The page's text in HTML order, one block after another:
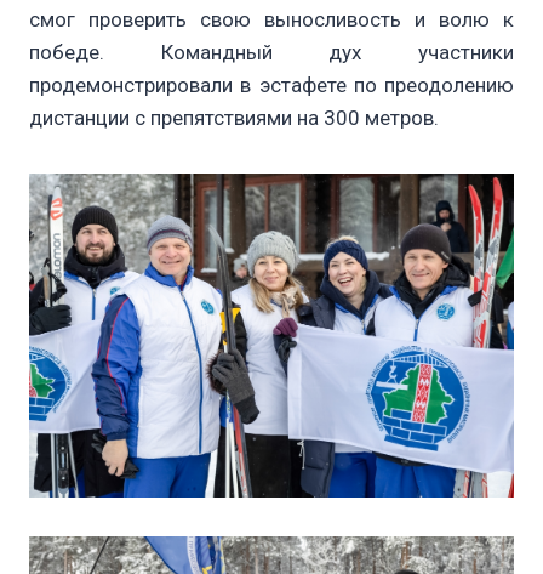
смог проверить свою выносливость и волю к
победе. Командный дух участники
продемонстрировали в эстафете по преодолению
дистанции с препятствиями на 300 метров.